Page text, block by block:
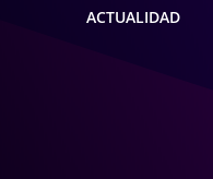
ACTUALIDAD